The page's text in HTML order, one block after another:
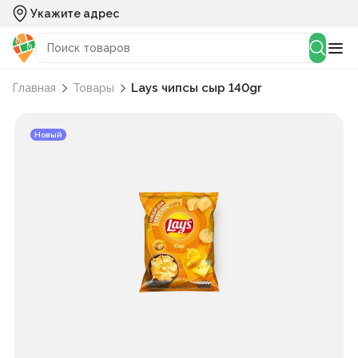
Укажите адрес
Главная Товары Lays чипcы сыр 140gr
Новый